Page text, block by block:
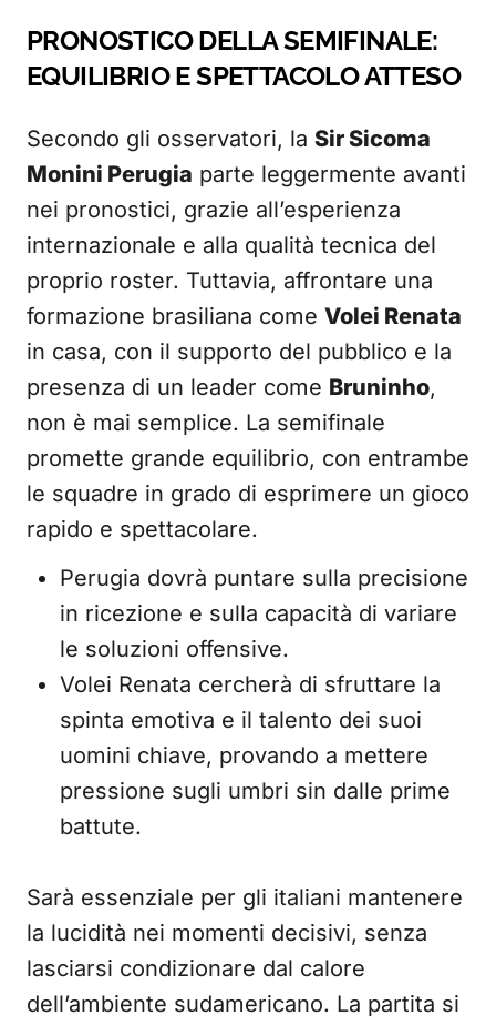
PRONOSTICO DELLA SEMIFINALE:
EQUILIBRIO E SPETTACOLO ATTESO
Secondo gli osservatori, la Sir Sicoma
Monini Perugia parte leggermente avanti
nei pronostici, grazie all’esperienza
internazionale e alla qualità tecnica del
proprio roster. Tuttavia, affrontare una
formazione brasiliana come Volei Renata
in casa, con il supporto del pubblico e la
presenza di un leader come Bruninho,
non è mai semplice. La semifinale
promette grande equilibrio, con entrambe
le squadre in grado di esprimere un gioco
rapido e spettacolare.
Perugia dovrà puntare sulla precisione
in ricezione e sulla capacità di variare
le soluzioni offensive.
Volei Renata cercherà di sfruttare la
spinta emotiva e il talento dei suoi
uomini chiave, provando a mettere
pressione sugli umbri sin dalle prime
battute.
Sarà essenziale per gli italiani mantenere
la lucidità nei momenti decisivi, senza
lasciarsi condizionare dal calore
dell’ambiente sudamericano. La partita si